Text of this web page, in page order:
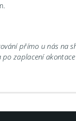
přímo u nás na
zaplacení